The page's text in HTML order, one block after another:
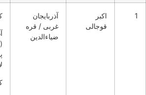
اکبر
قوجالی
آذربایجان
غربی / قره
ضیاءالدین
کد